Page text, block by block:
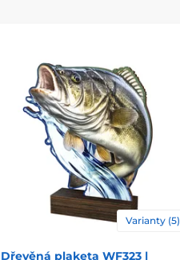
Varianty (5)
Dřevěná plaketa WF323 |